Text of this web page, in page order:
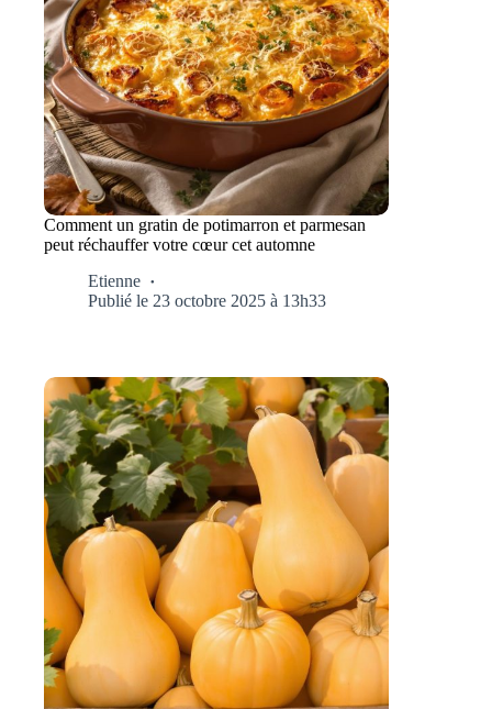
Comment un gratin de potimarron et parmesan
peut réchauffer votre cœur cet automne
Etienne
Publié le 23 octobre 2025 à 13h33